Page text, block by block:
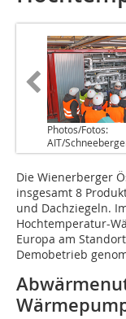
Photos/Fotos:
AIT/
Die Wienerberger
insgesamt 8
und Dachziegeln.
Hochtemperatur-
Europa am
Demobetrieb